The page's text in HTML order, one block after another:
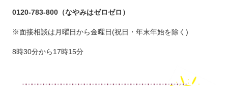
0120-783-800（なやみはゼロゼロ）
※面接相談は月曜日から金曜日(祝日・年末年始を除く)
8時30分から17時15分